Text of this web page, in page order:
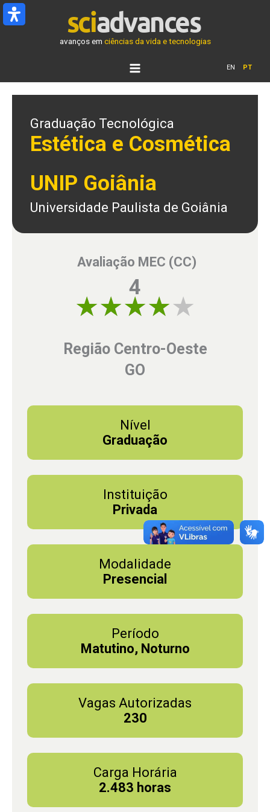
Ir
para
avanços em ciências da vida e tecnologias
EN PT
Graduação Tecnológica
Estética e Cosmética
UNIP Goiânia
Universidade Paulista de Goiânia
Avaliação MEC (CC)
4
Região Centro-Oeste
GO
Nível
Graduação
Instituição
Privada
Modalidade
Presencial
Período
Matutino, Noturno
Vagas Autorizadas
230
Carga Horária
2.483 horas